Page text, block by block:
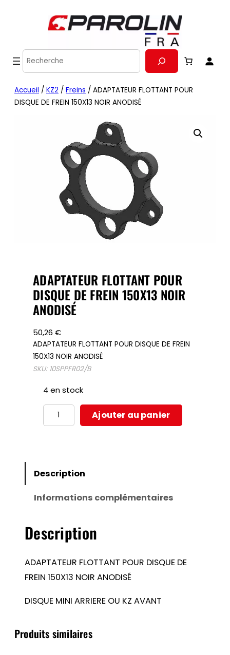
Recherche
Accueil / KZ2 / Freins / ADAPTATEUR FLOTTANT POUR
DISQUE DE FREIN 150X13 NOIR ANODISÉ
ADAPTATEUR FLOTTANT POUR
DISQUE DE FREIN 150X13 NOIR
ANODISÉ
50,26€
ADAPTATEUR FLOTTANT POUR DISQUE DE FREIN
150X13 NOIR ANODISÉ
SKU: 10SPPFR02/B
4 en stock
quantité
de
POUR
DE
150X13
ANODISÉ
Ajouter au panier
Description
Informations complémentaires
Description
ADAPTATEUR FLOTTANT POUR DISQUE DE
FREIN 150X13 NOIR ANODISÉ
DISQUE MINI ARRIERE OU KZ AVANT
Produits similaires